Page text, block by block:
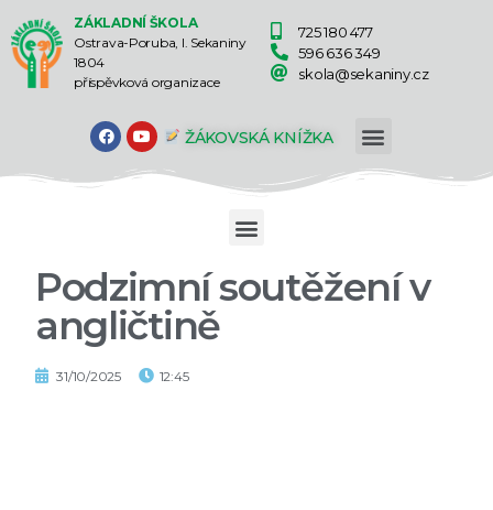
ZÁKLADNÍ ŠKOLA
Ostrava-Poruba, I. Sekaniny
1804
příspěvková organizace
725 180 477
596 636 349
skola@sekaniny.cz
ŽÁKOVSKÁ KNÍŽKA
Podzimní soutěžení v
angličtině
31/10/2025 12:45